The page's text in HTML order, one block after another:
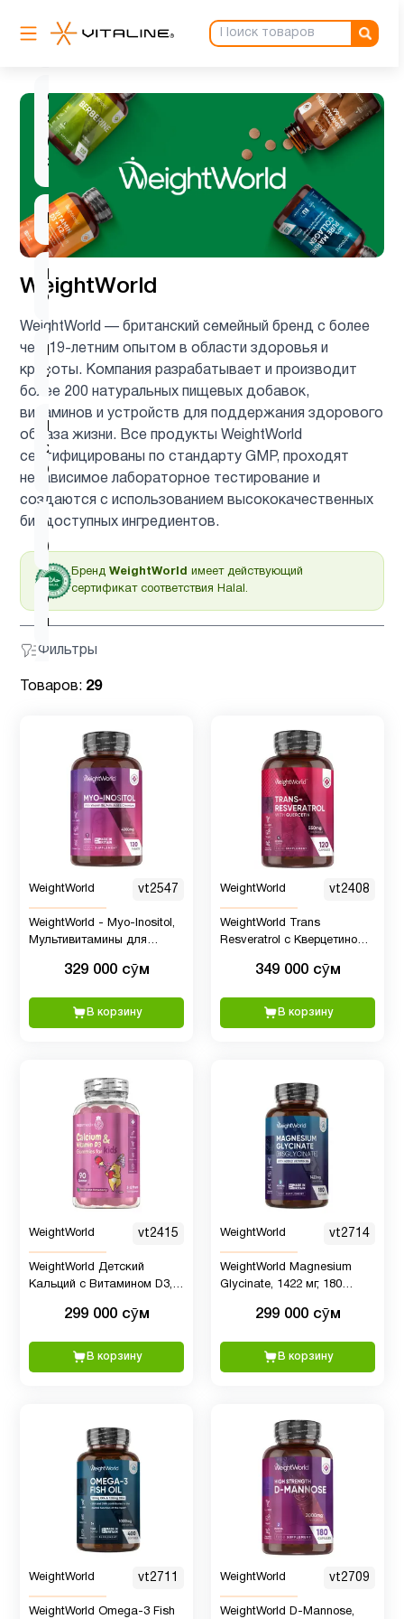
WeightWorld
WeightWorld — британский семейный бренд с более
чем 19-летним опытом в области здоровья и
красоты. Компания разрабатывает и производит
более 200 натуральных пищевых добавок,
витаминов и устройств для поддержания здорового
образа жизни. Все продукты WeightWorld
сертифицированы по стандарту GMP, проходят
независимое лабораторное тестирование и
создаются с использованием высококачественных
биодоступных ингредиентов.
Бренд WeightWorld имеет действующий
сертификат соответствия Halal.
Фильтры
ногти и
волосы
1
Омега
3
(omega
3)
2
Пожилым
Препараты
с магнием
6
Рыбий
жир
жир
Омега-3
Сахар
(диабет)
Снижение
веса
1
Спирулина
Спорт
питание
3
Цинк 2
Товаров: 29
WeightWorld vt2547
WeightWorld - Myo-Inositol,
Мультивитамины для
4000 мг, 120 таблеток
329 000 сӯм
В корзину
WeightWorld vt2408
WeightWorld Trans
Resveratrol с Кверцетином,
349 000 сӯм
В корзину
WeightWorld vt2415
WeightWorld Детский
Кальций с Витамином D3,
299 000 сӯм
В корзину
WeightWorld vt2714
WeightWorld Magnesium
Glycinate, 1422 мг, 180
299 000 сӯм
В корзину
WeightWorld vt2711
WeightWorld Omega-3 Fish
WeightWorld vt2709
WeightWorld D-Mannose,